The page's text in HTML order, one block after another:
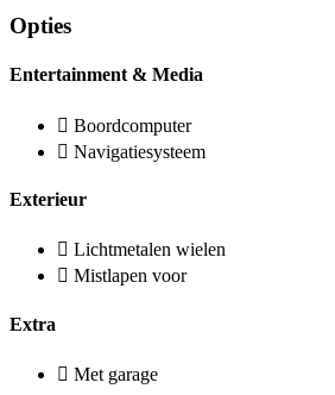
Opties
Entertainment & Media
Boordcomputer
Navigatiesysteem
Exterieur
Lichtmetalen wielen
Mistlapen voor
Extra
Met garage